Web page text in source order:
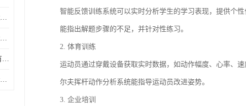
智能仿真宣泄人成人版 智能化程度高 内置多种宣泄主题
威斯康星卡片测验厂家 功能丰富 应用领域广
皮肤电测试仪 运行平稳 配有内置扬声器
团体生物反馈训练系统 情绪宣泄设备 系统管理方便
智能反馈训练系统可以实时分析学生的学习表现，提供个
能指出解题步骤的不足，并针对性练习。
2. 体育训练
运动员通过穿戴设备获取实时数据，如动作幅度、心率、
尔夫挥杆动作分析系统能指导运动员改进姿势。
3. 企业培训